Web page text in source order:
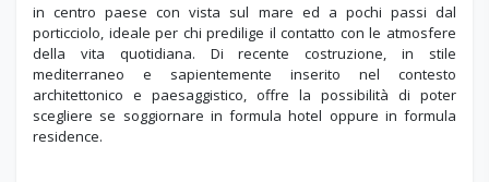
in centro paese con vista sul mare ed a pochi passi dal
porticciolo, ideale per chi predilige il contatto con le atmosfere
della vita quotidiana. Di recente costruzione, in stile
mediterraneo e sapientemente inserito nel contesto
architettonico e paesaggistico, offre la possibilità di poter
scegliere se soggiornare in formula hotel oppure in formula
residence.